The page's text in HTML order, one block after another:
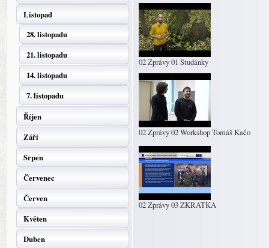
Listopad
28. listopadu
21. listopadu
14. listopadu
7. listopadu
Říjen
Září
Srpen
Červenec
Červen
Květen
Duben
02 Zprávy 01 Studánky
02 Zprávy 02 Workshop Tomáš Kačo
02 Zprávy 03 ZKRATKA